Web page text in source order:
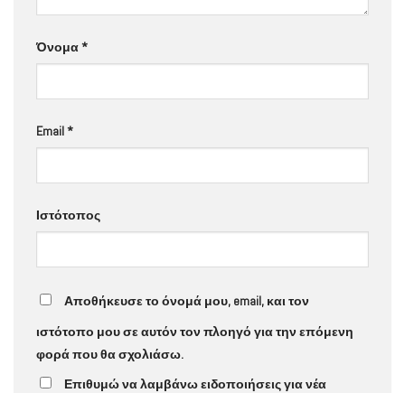
Όνομα*
Email*
Ιστότοπος
Αποθήκευσε το όνομά μου, email, και τον
ιστότοπο μου σε αυτόν τον πλοηγό για την επόμενη
φορά που θα σχολιάσω.
Επιθυμώ να λαμβάνω ειδοποιήσεις για νέα